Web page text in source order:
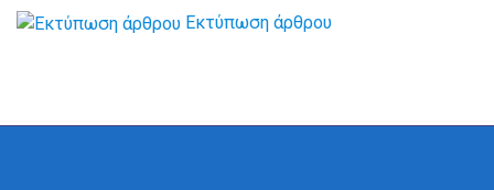
Εκτύπωση άρθρου